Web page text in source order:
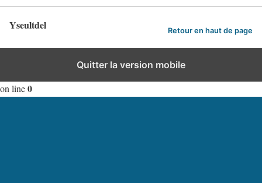
Yseultdel Retour en haut de page
Quitter la version mobile
: Directive 'allow_url_include' is deprecated in
on line0